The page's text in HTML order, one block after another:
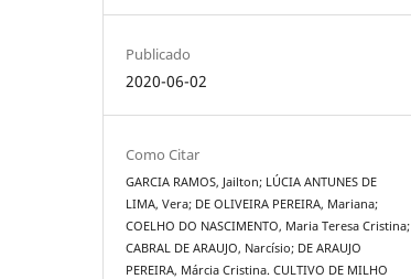
Publicado
2020-06-02
Como Citar
GARCIA RAMOS, Jailton; LÚCIA ANTUNES DE
LIMA, Vera; DE OLIVEIRA PEREIRA, Mariana;
COELHO DO NASCIMENTO, Maria Teresa Cristina;
CABRAL DE ARAUJO, Narcísio; DE ARAUJO
PEREIRA, Márcia Cristina. CULTIVO DE MILHO